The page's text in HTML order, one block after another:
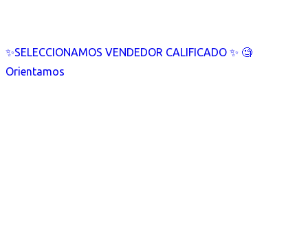
✨SELECCIONAMOS VENDEDOR CALIFICADO ✨ 🧐
Orientamos